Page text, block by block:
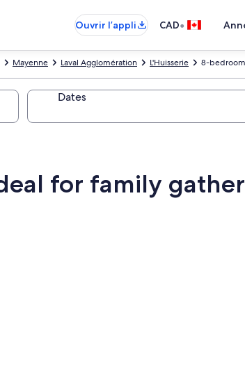
Ouvrir l’appli
CAD•
8-
L'Huisserie
Laval Agglomération
Mayenne
Dates
for family